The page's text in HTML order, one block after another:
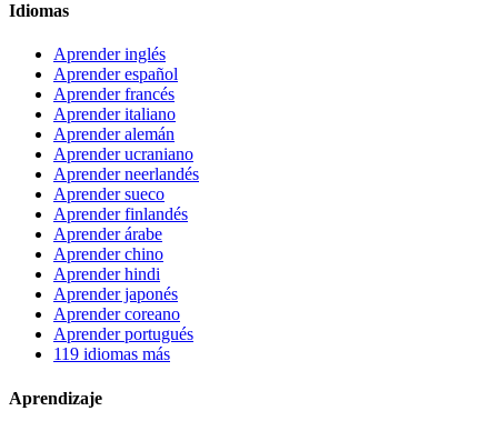
Idiomas
Aprender inglés
Aprender español
Aprender francés
Aprender italiano
Aprender alemán
Aprender ucraniano
Aprender neerlandés
Aprender sueco
Aprender finlandés
Aprender árabe
Aprender chino
Aprender hindi
Aprender japonés
Aprender coreano
Aprender portugués
119 idiomas más
Aprendizaje